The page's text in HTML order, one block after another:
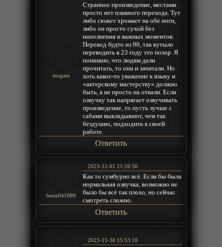
mugatu
Странное произведение, местами
просто нет плавного перехода. Тут
либо сюжет хромает на обе ноги,
либо он просто сухой без
наполнения и важных моментов.
Перевод будто из 90, так кутыло
переводить в 23 году это позор. Я
понимаю, что людям дали
прочитать, то они и зачитали. Но
хоть какое-то уважение к языку и
«актерскому мастерству» должно
быть, а не просто на отвали. Если
озвучку так напрягает озвучивать
произведение, то пусть лучше с
сабами выкладывают, чем так
бездушно, подходить к своей
работе.
Ответить
fenix041089
2023-12-01 21:26:56
Как то сумбурно всё. Если бы была
нормальная озвучка, возможно не
было бы всё так плохо, но сейчас
смотреть сложно.
Ответить
2023-11-30 15:53:10